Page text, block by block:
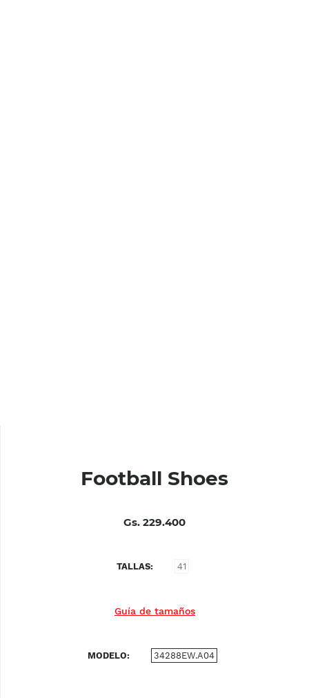
Football Shoes
Gs. 229.400
TALLAS 41
Guía de tamaños
MODELO 34288EW.A04